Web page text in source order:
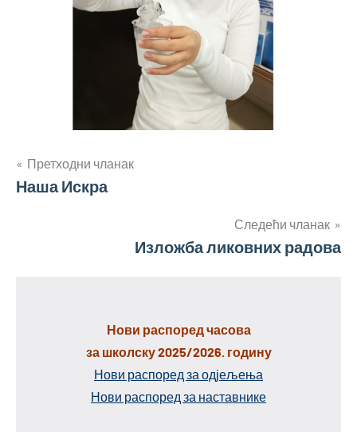
Кретање
чланка
Претходни чланак
Наша Искра
Следећи чланак
Изложба ликовних радова
Нови распоред часова
за школску 2025/2026. годину
Нови распоред за одјељења
Нови распоред за наставнике